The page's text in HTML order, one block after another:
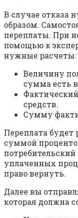
В случае отказа
образом.
переплаты. При
помощью к
нужные расчеты:
Величину
сумма есть
средств.
Сумму
Переплата
суммой
уплаченных
право вернуть.
Далее вы
которая должна